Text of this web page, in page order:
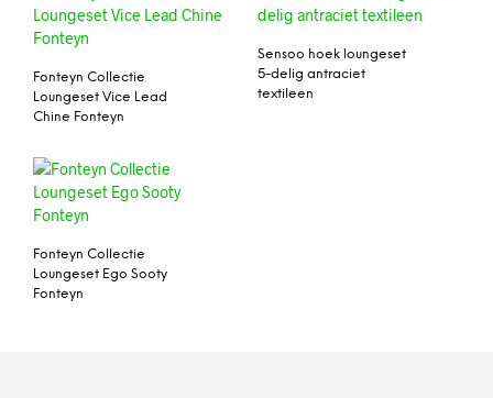
Fonteyn Collectie
Loungeset Vice Lead
Chine Fonteyn
Sensoo hoek loungeset
5-delig antraciet
textileen
Fonteyn Collectie
Loungeset Ego Sooty
Fonteyn